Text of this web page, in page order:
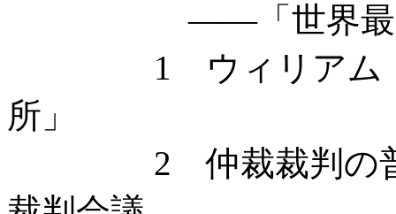
——「世界最高
1 ウィリアム・ラ
所」
2 仲裁裁判の普及